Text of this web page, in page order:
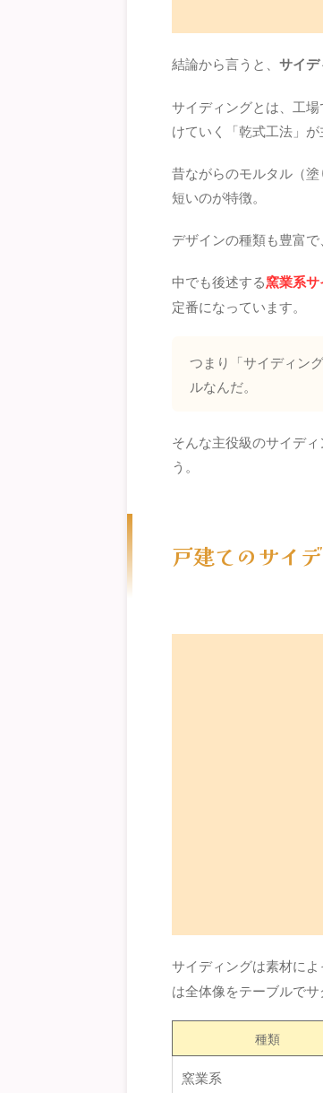
結論から言うと、 サイデ
サイディングとは、工
けていく「乾式工法」が
昔ながらのモルタル（
短いのが特徴。
デザインの種類も豊富
中でも後述する窯業系
定番になっています。
つまり「サイディン
ルなんだ。
そんな主役級のサイデ
う。
戸建てのサイ
サイディングは素材によ
は全体像をテーブルでサ
種類
窯業系